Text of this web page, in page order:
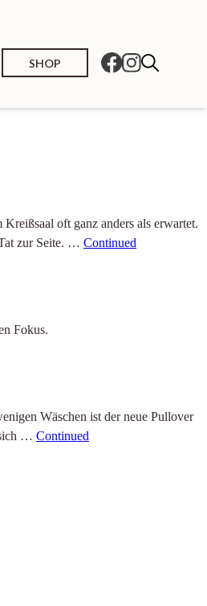
SHOP
oft ganz anders als erwartet.
zur Seite. … Continued
Fokus.
Wäschen ist der neue Pullover
… Continued